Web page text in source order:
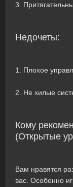
3.
Недочеты:
1. Плохое
2. Не хилые
Кому
(Открытые
Вам нравятся
вас. Особенно